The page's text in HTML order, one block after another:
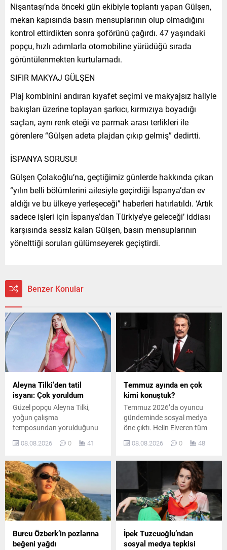
Nişantaşı’nda önceki gün ekibiyle toplantı yapan Gülşen,
mekan kapısında basın mensuplarının olup olmadığını
kontrol ettirdikten sonra şoförünü çağırdı. 47 yaşındaki
popçu, hızlı adımlarla otomobiline yürüdüğü sırada
görüntülenmekten kurtulamadı.
SIFIR MAKYAJ GÜLŞEN
Plaj kombinini andıran kıyafet seçimi ve makyajsız haliyle
bakışları üzerine toplayan şarkıcı, kırmızıya boyadığı
saçları, aynı renk eteği ve parmak arası terlikleri ile
görenlere “Gülşen adeta plajdan çıkıp gelmiş” dedirtti.
İSPANYA SORUSU!
Gülşen Çolakoğlu’na, geçtiğimiz günlerde hakkında çıkan
“yılın belli bölümlerini ailesiyle geçirdiği İspanya’dan ev
aldığı ve bu ülkeye yerleşeceği” haberleri hatırlatıldı. ‘Artık
sadece işleri için İspanya’dan Türkiye’ye geleceği’ iddiası
karşısında sessiz kalan Gülşen, basın mensuplarının
yönelttiği soruları gülümseyerek geçiştirdi.
Benzer Konular
Aleyna Tilki’den tatil
isyanı: Çok yoruldum
Güzel popçu Aleyna Tilki,
yoğun çalışma
temposundan yorulduğunu
belirterek sosyal medya
hesabından yaptığı
getirdi.
08.08.2026 0 41
Temmuz ayında en çok
kimi konuştuk?
Temmuz 2026’da oyuncu
gündeminde sosyal medya
öne çıktı. Helin Elveren tüm
mecralarda ilk sırayı alırken,
Zihni Göktay ve Kadir İnanır
ve anma gündemiyle dikkat
08.08.2026 0 48
Burcu Özberk’in pozlarına
beğeni yağdı
İpek Tuzcuoğlu’ndan
sosyal medya tepkisi